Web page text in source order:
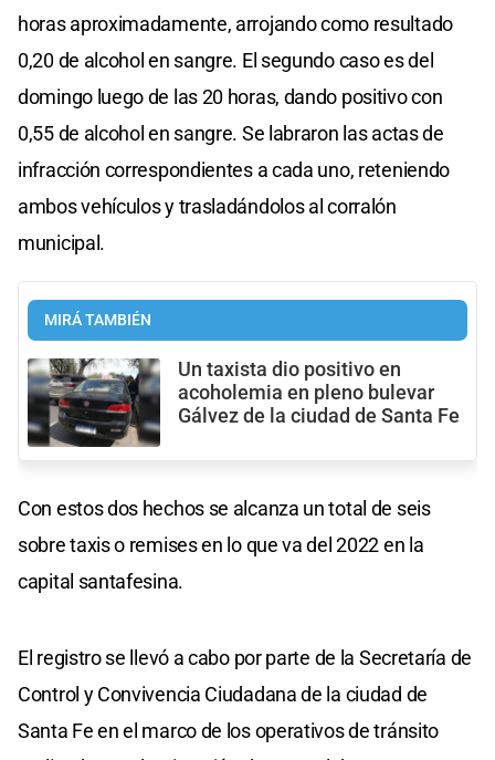
horas aproximadamente, arrojando como resultado
0,20 de alcohol en sangre. El segundo caso es del
domingo luego de las 20 horas, dando positivo con
0,55 de alcohol en sangre. Se labraron las actas de
infracción correspondientes a cada uno, reteniendo
ambos vehículos y trasladándolos al corralón
municipal.
MIRÁ TAMBIÉN
Un taxista dio positivo en
acoholemia en pleno bulevar
Gálvez de la ciudad de Santa Fe
Con estos dos hechos se alcanza un total de seis
sobre taxis o remises en lo que va del 2022 en la
capital santafesina.
El registro se llevó a cabo por parte de la Secretaría de
Control y Convivencia Ciudadana de la ciudad de
Santa Fe en el marco de los operativos de tránsito